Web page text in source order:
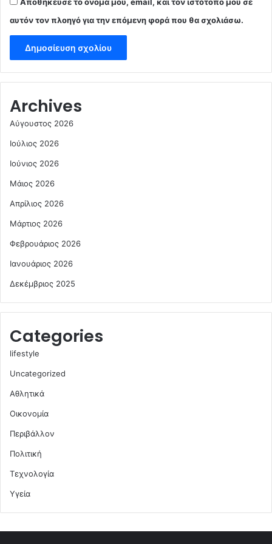
Αποθήκευσε το όνομά μου, email, και τον ιστότοπο μου σε
αυτόν τον πλοηγό για την επόμενη φορά που θα σχολιάσω.
Archives
Αύγουστος 2026
Ιούλιος 2026
Ιούνιος 2026
Μάιος 2026
Απρίλιος 2026
Μάρτιος 2026
Φεβρουάριος 2026
Ιανουάριος 2026
Δεκέμβριος 2025
Categories
lifestyle
Uncategorized
Αθλητικά
Οικονομία
Περιβάλλον
Πολιτική
Τεχνολογία
Υγεία